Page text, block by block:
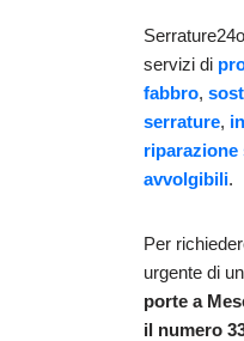
servizi di
fabbro,
serrature,
riparazione
avvolgibili.
Per
urgente di un
porte a
il numero